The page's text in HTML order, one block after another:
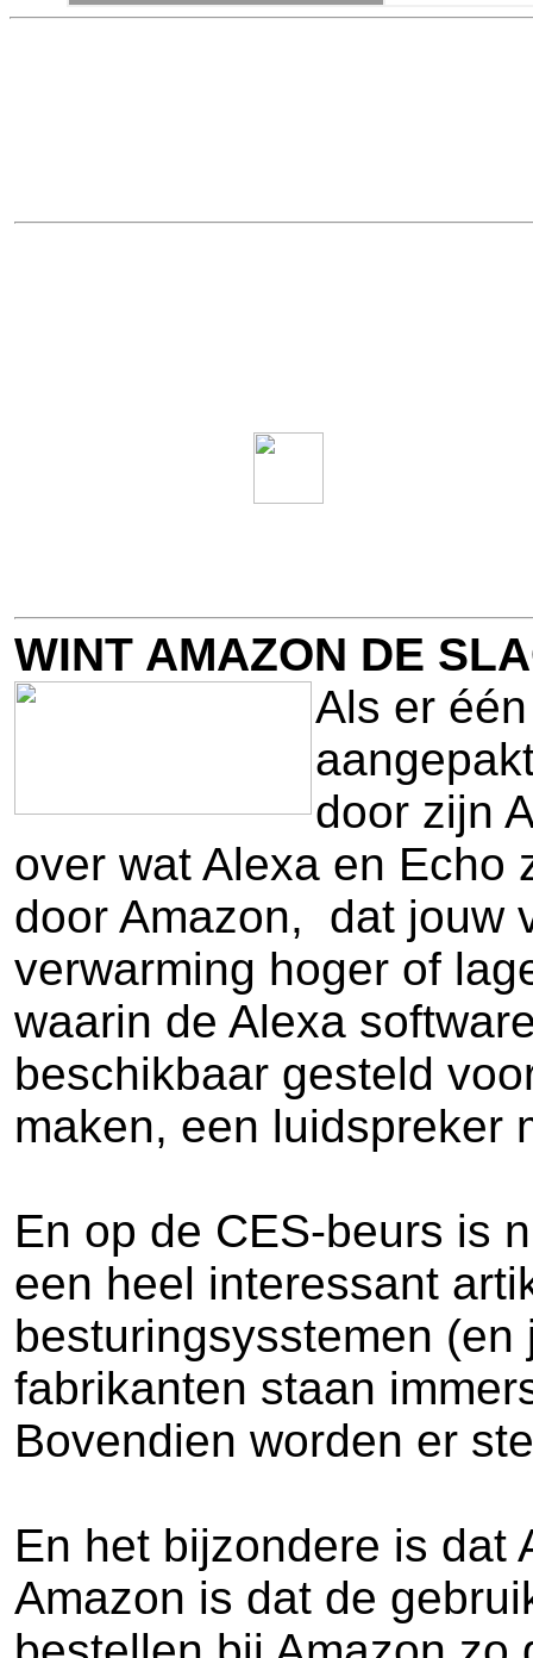
WINT AMAZON DE
Als er
door zijn
over wat Alexa en Echo
door Amazon, dat jouw
verwarming hoger of
waarin de Alexa
beschikbaar gesteld
maken, een luidspreker
En op de CES-beurs is
een heel interessant
besturingsysstemen
fabrikanten staan
Bovendien worden er
En het bijzondere is dat
Amazon is dat de